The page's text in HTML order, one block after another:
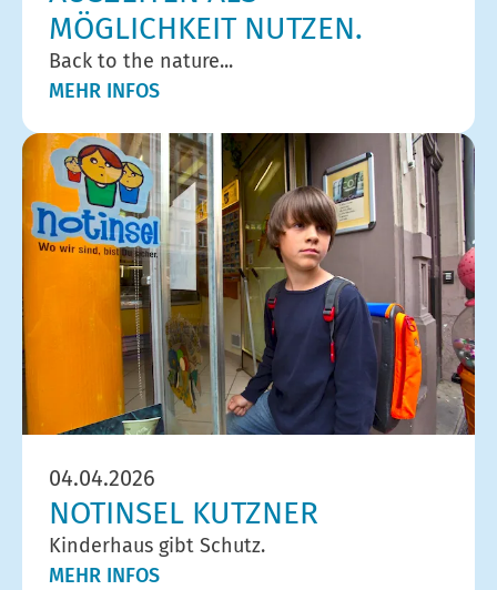
MÖGLICHKEIT NUTZEN.
Back to the nature...
MEHR INFOS
04.04.2026
NOTINSEL KUTZNER
Kinderhaus gibt Schutz.
MEHR INFOS